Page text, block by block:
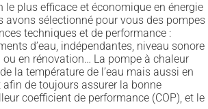
le plus efficace et économique en énergie
avons sélectionné pour vous des pompes
techniques et de performance :
d’eau, indépendantes, niveau sonore
en rénovation… La pompe à chaleur
la température de l’eau mais aussi en
de toujours assurer la bonne
coefficient de performance (COP), et le